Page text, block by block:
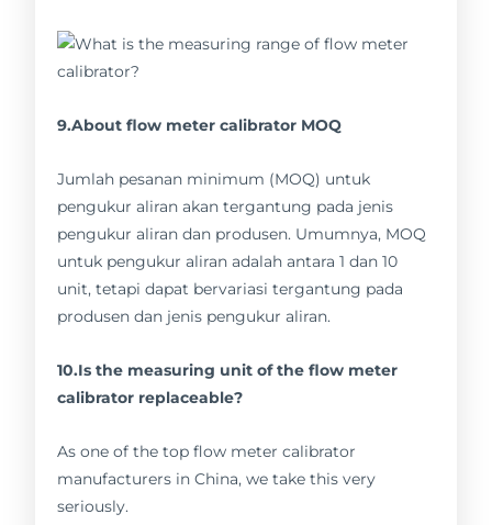
9.About flow meter calibrator MOQ
Jumlah pesanan minimum (MOQ) untuk
pengukur aliran akan tergantung pada jenis
pengukur aliran dan produsen. Umumnya, MOQ
untuk pengukur aliran adalah antara 1 dan 10
unit, tetapi dapat bervariasi tergantung pada
produsen dan jenis pengukur aliran.
10.Is the measuring unit of the flow meter
calibrator replaceable?
As one of the top flow meter calibrator
manufacturers in China, we take this very
seriously.